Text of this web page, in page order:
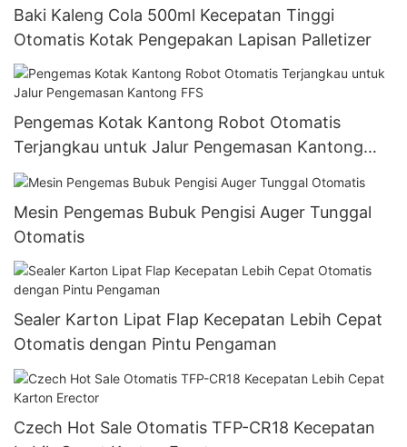
Baki Kaleng Cola 500ml Kecepatan Tinggi
Otomatis Kotak Pengepakan Lapisan Palletizer
Pengemas Kotak Kantong Robot Otomatis
Terjangkau untuk Jalur Pengemasan Kantong
FFS
Mesin Pengemas Bubuk Pengisi Auger Tunggal
Otomatis
Sealer Karton Lipat Flap Kecepatan Lebih Cepat
Otomatis dengan Pintu Pengaman
Czech Hot Sale Otomatis TFP-CR18 Kecepatan